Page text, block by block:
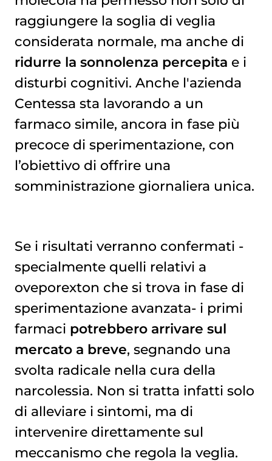
raggiungere la soglia di veglia
considerata normale, ma anche di
ridurre la sonnolenza percepita e i
disturbi cognitivi. Anche l'azienda
Centessa sta lavorando a un
farmaco simile, ancora in fase più
precoce di sperimentazione, con
l’obiettivo di offrire una
somministrazione giornaliera unica.
Se i risultati verranno confermati -
specialmente quelli relativi a
oveporexton che si trova in fase di
sperimentazione avanzata- i primi
farmaci potrebbero arrivare sul
mercato a breve, segnando una
svolta radicale nella cura della
narcolessia. Non si tratta infatti solo
di alleviare i sintomi, ma di
intervenire direttamente sul
meccanismo che regola la veglia.